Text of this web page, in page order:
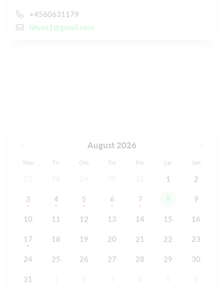
+4560631179
hhvvs1@gmail.com
August 2026
Man Tir Ons Tor Fre Lør Søn
1 2
3 4 5 6 7 8 9
10 11 12 13 14 15 16
17 18 19 20 21 22 23
24 25 26 27 28 29 30
31